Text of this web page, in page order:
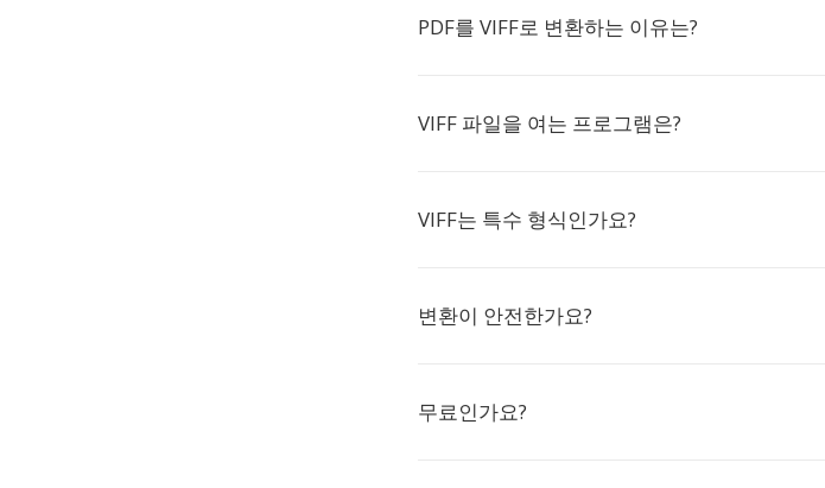
PDF를 VIFF로 변환하는 이유는?
VIFF 파일을 여는 프로그램은?
VIFF는 특수 형식인가요?
변환이 안전한가요?
무료인가요?